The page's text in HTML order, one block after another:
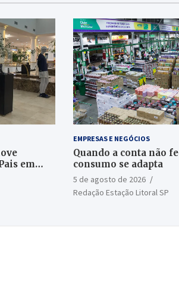
em
EMPRESAS E NEGÓCIOS
Quando a conta não
consumo se adapta
5 de agosto de 2026
Redação Estação Litoral SP